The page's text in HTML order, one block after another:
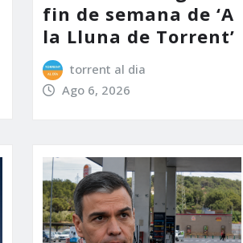
fin de semana de ‘A
la Lluna de Torrent’
torrent al dia
Ago 6, 2026